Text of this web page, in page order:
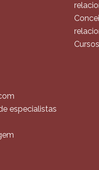
especialistas